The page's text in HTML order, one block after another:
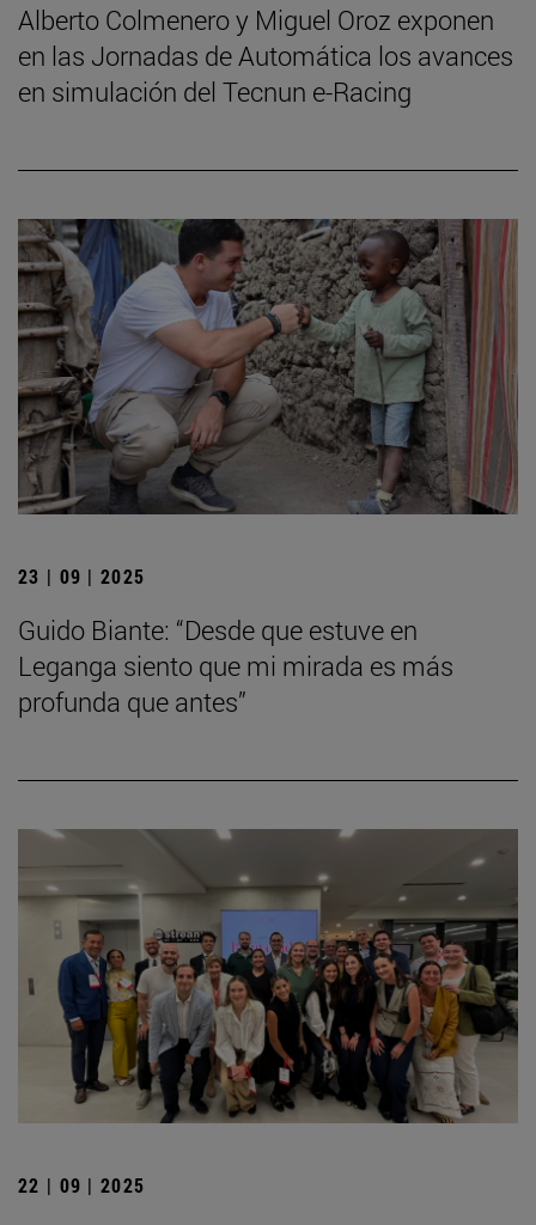
Alberto Colmenero y Miguel Oroz exponen
en las Jornadas de Automática los avances
en simulación del Tecnun e-Racing
23 | 09 | 2025
Guido Biante: “Desde que estuve en
Leganga siento que mi mirada es más
profunda que antes”
22 | 09 | 2025